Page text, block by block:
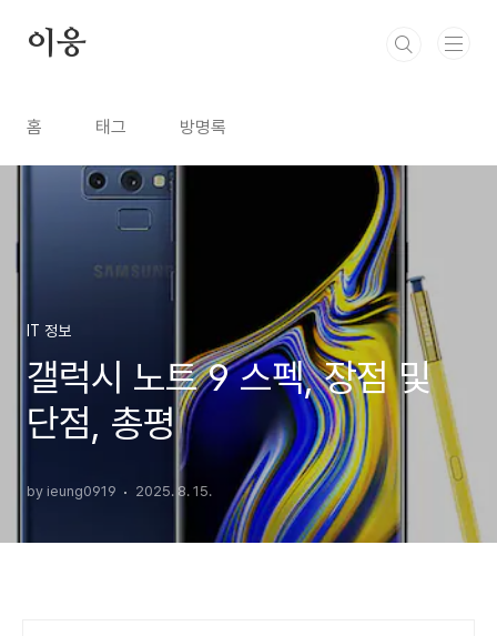
이응
홈 태그 방명록
IT 정보
갤럭시 노트 9 스펙, 장점 및
단점, 총평
by ieung0919 2025. 8. 15.